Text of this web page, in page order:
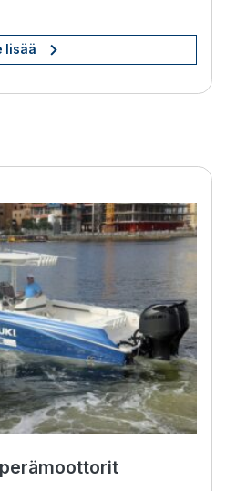
lisää
BOW PRO -potkurit